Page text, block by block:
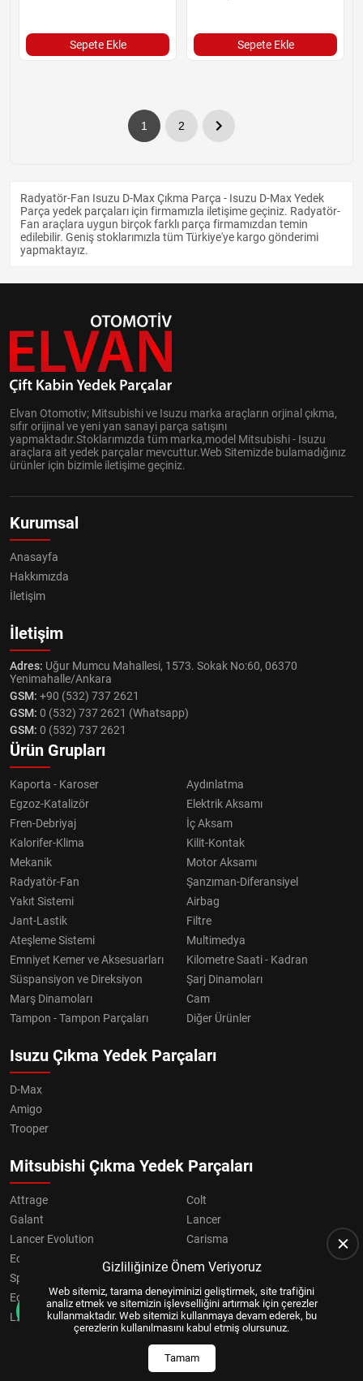
Sepete Ekle Sepete Ekle
1 2
Radyatör-Fan Isuzu D-Max Çıkma Parça - Isuzu D-Max Yedek
Parça yedek parçaları için firmamızla iletişime geçiniz. Radyatör-
Fan araçlara uygun birçok farklı parça firmamızdan temin
edilebilir. Geniş stoklarımızla tüm Türkiye'ye kargo gönderimi
yapmaktayız.
Elvan Otomotiv; Mitsubishi ve Isuzu marka araçların orjinal çıkma,
sıfır orijinal ve yeni yan sanayi parça satışını
yapmaktadır.Stoklarımızda tüm marka,model Mitsubishi - Isuzu
araçlara ait yedek parçalar mevcuttur.Web Sitemizde bulamadığınız
ürünler için bizimle iletişime geçiniz.
Kurumsal
Anasayfa
Hakkımızda
İletişim
İletişim
Adres: Uğur Mumcu Mahallesi, 1573. Sokak No:60, 06370
Yenimahalle/Ankara
GSM: +90 (532) 737 2621
GSM: 0 (532) 737 2621 (Whatsapp)
GSM: 0 (532) 737 2621
Ürün Grupları
Kaporta - Karoser
Aydınlatma
Egzoz-Katalizör
Elektrik Aksamı
Fren-Debriyaj
İç Aksam
Kalorifer-Klima
Kilit-Kontak
Mekanik
Motor Aksamı
Radyatör-Fan
Şanzıman-Diferansiyel
Yakıt Sistemi
Airbag
Jant-Lastik
Filtre
Ateşleme Sistemi
Multimedya
Emniyet Kemer ve Aksesuarları
Kilometre Saati - Kadran
Süspansiyon ve Direksiyon
Şarj Dinamoları
Marş Dinamoları
Cam
Tampon - Tampon Parçaları
Diğer Ürünler
Isuzu Çıkma Yedek Parçaları
D-Max
Amigo
Trooper
Mitsubishi Çıkma Yedek Parçaları
Attrage
Colt
Galant
Lancer
Lancer Evolution
Carisma
Eclipse
Grandis
Space Star
Eclipse Cross
OUTLANDER
L200
Pajero
Gizliliğinize Önem Veriyoruz
Web sitemiz, tarama deneyiminizi geliştirmek, site trafiğini
analiz etmek ve sitemizin işlevselliğini artırmak için çerezler
kullanmaktadır. Web sitemizi kullanmaya devam ederek, bu
çerezlerin kullanılmasını kabul etmiş olursunuz.
Tamam